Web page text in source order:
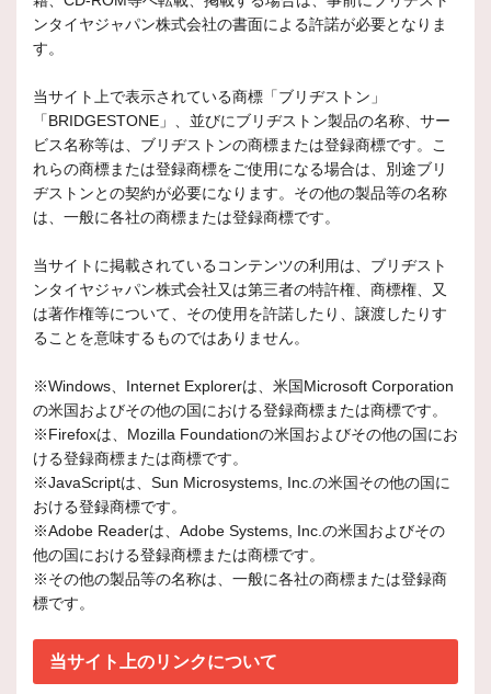
ンタイヤジャパン株式会社の書面による許諾が必要となりま
す。
当サイト上で表示されている商標「ブリヂストン」
「BRIDGESTONE」、並びにブリヂストン製品の名称、サー
ビス名称等は、ブリヂストンの商標または登録商標です。こ
れらの商標または登録商標をご使用になる場合は、別途ブリ
ヂストンとの契約が必要になります。その他の製品等の名称
は、一般に各社の商標または登録商標です。
当サイトに掲載されているコンテンツの利用は、ブリヂスト
ンタイヤジャパン株式会社又は第三者の特許権、商標権、又
は著作権等について、その使用を許諾したり、譲渡したりす
ることを意味するものではありません。
※Windows、Internet Explorerは、米国Microsoft Corporation
の米国およびその他の国における登録商標または商標です。
※Firefoxは、Mozilla Foundationの米国およびその他の国にお
ける登録商標または商標です。
※JavaScriptは、Sun Microsystems, Inc.の米国その他の国に
おける登録商標です。
※Adobe Readerは、Adobe Systems, Inc.の米国およびその
他の国における登録商標または商標です。
※その他の製品等の名称は、一般に各社の商標または登録商
標です。
当サイト上のリンクについて